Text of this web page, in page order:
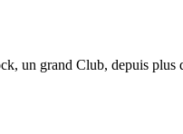
un grand Club, depuis